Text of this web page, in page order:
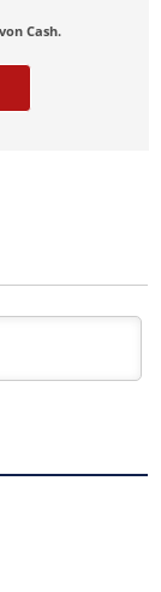
Cash.